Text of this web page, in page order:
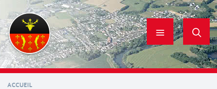
contenu
principal
ACCUEIL